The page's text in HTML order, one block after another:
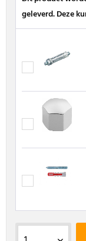
geleverd. Deze